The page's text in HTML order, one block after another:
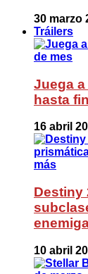
30 marzo
Tráilers
Juega a
hasta
16 abril
Destiny
10 abril